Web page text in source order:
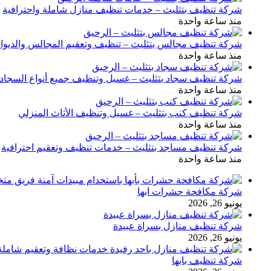
شركة تنظيف بتثليث – خدمات تنظيف منازل شاملة واحترافية
منذ ساعة واحدة
شركة تنظيف مجالس بتثليث – تنظيف وتعقيم المجالس
منذ ساعة واحدة
شركة تنظيف سجاد بتثليث – غسيل وتنظيف جميع أنواع السجاد
منذ ساعة واحدة
شركة تنظيف كنب بتثليث – غسيل وتنظيف الأثاث المنزلي
منذ ساعة واحدة
شركة تنظيف مساجد بتثليث – خدمات تنظيف وتعقيم احترافية
منذ ساعة واحدة
شركة مكافحة حشرات ابها
يونيو 26, 2026
شركة تنظيف منازل بسراة عبيدة
يونيو 26, 2026
شركة تنظيف بابها